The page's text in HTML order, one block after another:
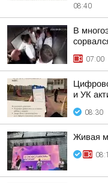
08:40
В
07:00
и УК
08:30
Живая